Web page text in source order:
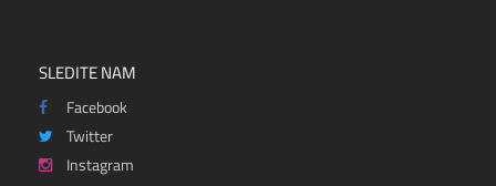
SLEDITE NAM
Facebook
Twitter
Instagram